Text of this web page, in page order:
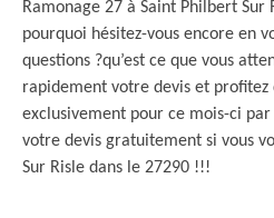
Ramonage 27 à Saint Philbert Sur
pourquoi hésitez-vous encore en
questions ?qu’est ce que vous
rapidement votre devis et profitez
exclusivement pour ce mois-ci
votre devis gratuitement si vous
Sur Risle dans le 27290 !!!